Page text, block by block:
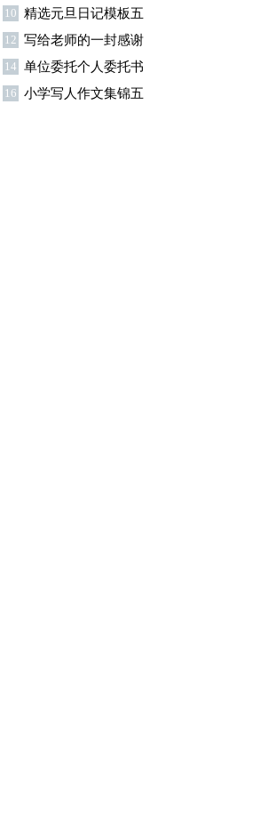
10 精选元旦日记模板五
篇
12 写给老师的一封感谢
信模板汇编9篇
14 单位委托个人委托书
15篇
16 小学写人作文集锦五